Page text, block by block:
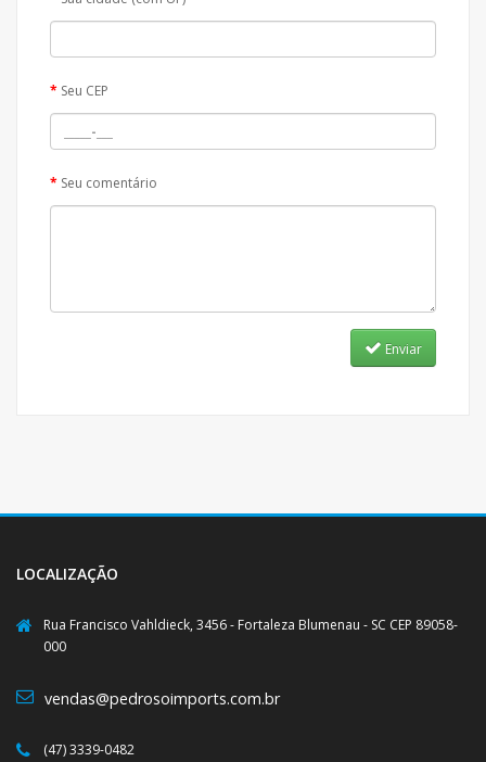
Seu CEP
Seu comentário
Enviar
LOCALIZAÇÃO
Rua Francisco Vahldieck, 3456 - Fortaleza Blumenau - SC CEP 89058-
000
vendas@pedrosoimports.com.br
(47) 3339-0482